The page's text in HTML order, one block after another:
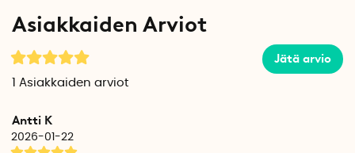
Olkahihna on nimetty keksijä Maloun äidin mukaan. Idea
kätensä vapaiksi kulkiessaan portaita ylös ja alas
asuntoonsa. Malou teki ensimmäisen prototyypin
Asiakkaiden Arviot
Jätä arvio
Asiakkaiden arviot
Antti K
2026-01-22